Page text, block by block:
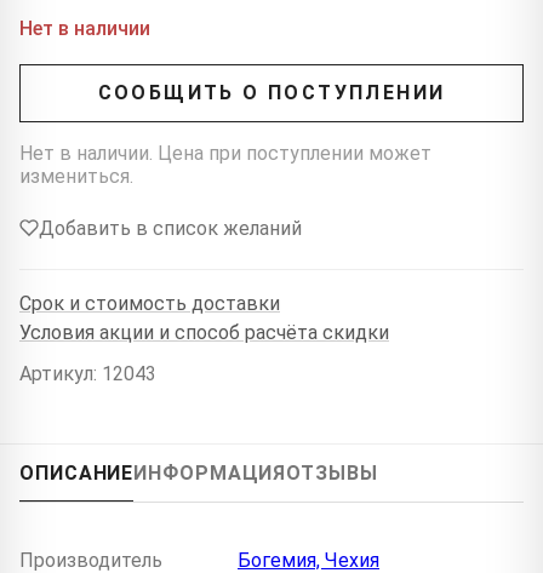
Нет в наличии
СООБЩИТЬ О ПОСТУПЛЕНИИ
Нет в наличии. Цена при поступлении может
измениться.
Добавить в список желаний
Срок и стоимость доставки
Условия акции и способ расчёта скидки
Артикул: 12043
ОПИСАНИЕИНФОРМАЦИЯОТЗЫВЫ
Производитель Богемия, Чехия